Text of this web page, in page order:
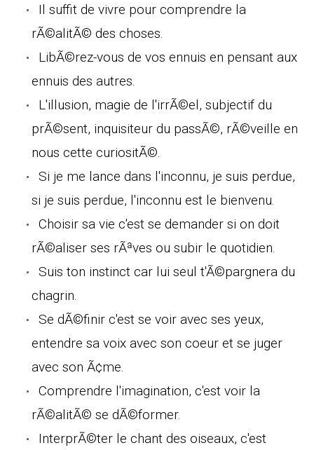
Il suffit de vivre pour comprendre la
rÃ©alitÃ© des choses.
LibÃ©rez-vous de vos ennuis en pensant aux
ennuis des autres.
L'illusion, magie de l'irrÃ©el, subjectif du
prÃ©sent, inquisiteur du passÃ©, rÃ©veille en
nous cette curiositÃ©.
Si je me lance dans l'inconnu, je suis perdue,
si je suis perdue, l'inconnu est le bienvenu.
Choisir sa vie c'est se demander si on doit
rÃ©aliser ses rÃªves ou subir le quotidien.
Suis ton instinct car lui seul t'Ã©pargnera du
chagrin.
Se dÃ©finir c'est se voir avec ses yeux,
entendre sa voix avec son coeur et se juger
avec son Ã¢me.
Comprendre l'imagination, c'est voir la
rÃ©alitÃ© se dÃ©former.
InterprÃ©ter le chant des oiseaux, c'est